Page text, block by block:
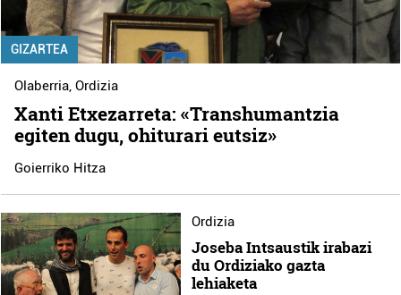
GIZARTEA
Olaberria,Ordizia
Xanti Etxezarreta: «Transhumantzia
egiten dugu, ohiturari eutsiz»
Goierriko Hitza
Ordizia
Joseba Intsaustik irabazi
du Ordiziako gazta
lehiaketa